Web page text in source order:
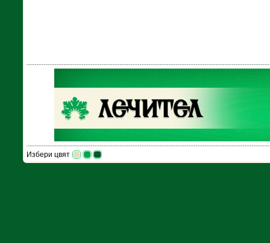
Избери цвят